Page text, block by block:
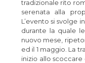
tradizionale rito
serenata alla
L’evento si svolge
durante la quale
nuovo mese,
ed il 1 maggio. La
inizio allo